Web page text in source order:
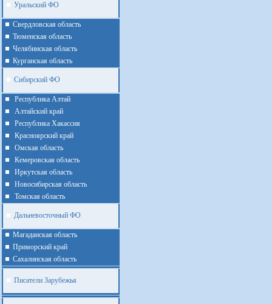
Уральский ФО
Cвердловская область
Тюменская область
Челябинская область
Курганская область
Сибирский ФО
Республика Алтай
Алтайcкий край
Республика Хакассия
Красноярский край
Омская область
Кемеровская область
Иркутская область
Новосибирская область
Томская область
Дальневосточный ФО
Магаданская область
Приморский край
Cахалинская область
Писатели Зарубежья